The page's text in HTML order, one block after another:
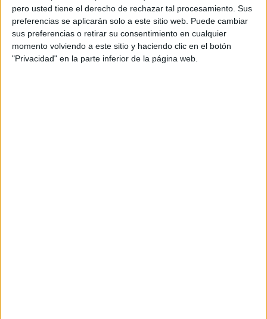
pero usted tiene el derecho de rechazar tal procesamiento. Sus
preferencias se aplicarán solo a este sitio web. Puede cambiar
sus preferencias o retirar su consentimiento en cualquier
momento volviendo a este sitio y haciendo clic en el botón
"Privacidad" en la parte inferior de la página web.